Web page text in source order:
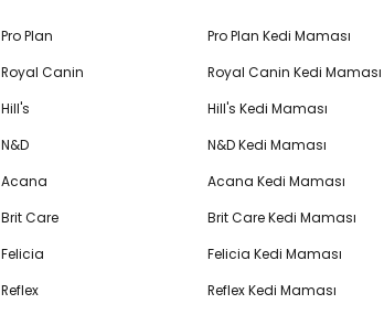
Pro Plan
Royal Canin
Hill's
N&D
Acana
Brit Care
Felicia
Reflex
Pro Plan Kedi Maması
Royal Canin Kedi Maması
Hill's Kedi Maması
N&D Kedi Maması
Acana Kedi Maması
Brit Care Kedi Maması
Felicia Kedi Maması
Reflex Kedi Maması